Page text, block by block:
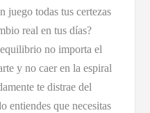
juego todas tus certezas
real en tus días?
no importa el
y no caer en la espiral
te distrae del
entiendes que necesitas